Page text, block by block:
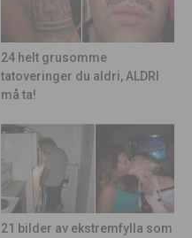
24 helt grusomme
tatoveringer du aldri, ALDRI
må ta!
21 bilder av ekstremfylla som